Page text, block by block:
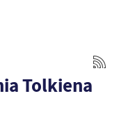
Tolkiena